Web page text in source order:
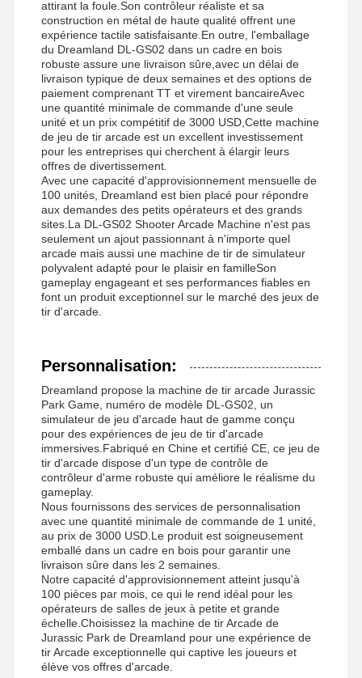
Machine de jeu de griffe
machine à jouer à des jeux de jetons
Équipement de terrain de jeux
Simulateur de jeu de moto
Simulateur de VR 360
Jeu de tir d'arcade en VR
Cinéma de VR
voiture de butoir
VR simulateur de course automobile
attirant la foule.Son contrôleur réaliste et sa
construction en métal de haute qualité offrent une
expérience tactile satisfaisante.En outre, l'emballage
du Dreamland DL-GS02 dans un cadre en bois
robuste assure une livraison sûre,avec un délai de
livraison typique de deux semaines et des options de
paiement comprenant TT et virement bancaireAvec
une quantité minimale de commande d'une seule
unité et un prix compétitif de 3000 USD,Cette machine
de jeu de tir arcade est un excellent investissement
pour les entreprises qui cherchent à élargir leurs
offres de divertissement.
Avec une capacité d'approvisionnement mensuelle de
100 unités, Dreamland est bien placé pour répondre
aux demandes des petits opérateurs et des grands
sites.La DL-GS02 Shooter Arcade Machine n'est pas
seulement un ajout passionnant à n'importe quel
arcade mais aussi une machine de tir de simulateur
polyvalent adapté pour le plaisir en familleSon
gameplay engageant et ses performances fiables en
font un produit exceptionnel sur le marché des jeux de
tir d'arcade.
Personnalisation:
Dreamland propose la machine de tir arcade Jurassic
Park Game, numéro de modèle DL-GS02, un
simulateur de jeu d'arcade haut de gamme conçu
pour des expériences de jeu de tir d'arcade
immersives.Fabriqué en Chine et certifié CE, ce jeu de
tir d'arcade dispose d'un type de contrôle de
contrôleur d'arme robuste qui améliore le réalisme du
gameplay.
Nous fournissons des services de personnalisation
avec une quantité minimale de commande de 1 unité,
au prix de 3000 USD.Le produit est soigneusement
emballé dans un cadre en bois pour garantir une
livraison sûre dans les 2 semaines.
Notre capacité d'approvisionnement atteint jusqu'à
100 pièces par mois, ce qui le rend idéal pour les
opérateurs de salles de jeux à petite et grande
échelle.Choisissez la machine de tir Arcade de
Jurassic Park de Dreamland pour une expérience de
tir Arcade exceptionnelle qui captive les joueurs et
élève vos offres d'arcade.